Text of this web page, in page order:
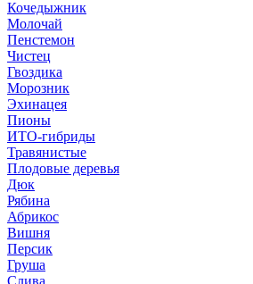
Кочедыжник
Молочай
Пенстемон
Чистец
Гвоздика
Морозник
Эхинацея
Пионы
ИТО-гибриды
Травянистые
Плодовые деревья
Дюк
Рябина
Абрикос
Вишня
Персик
Груша
Слива